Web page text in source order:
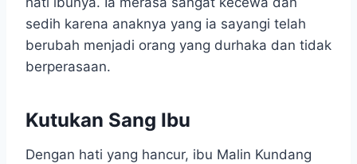
sedih karena anaknya yang ia sayangi telah
berubah menjadi orang yang durhaka dan tidak
berperasaan.
Kutukan Sang Ibu
Dengan hati yang hancur, ibu Malin Kundang